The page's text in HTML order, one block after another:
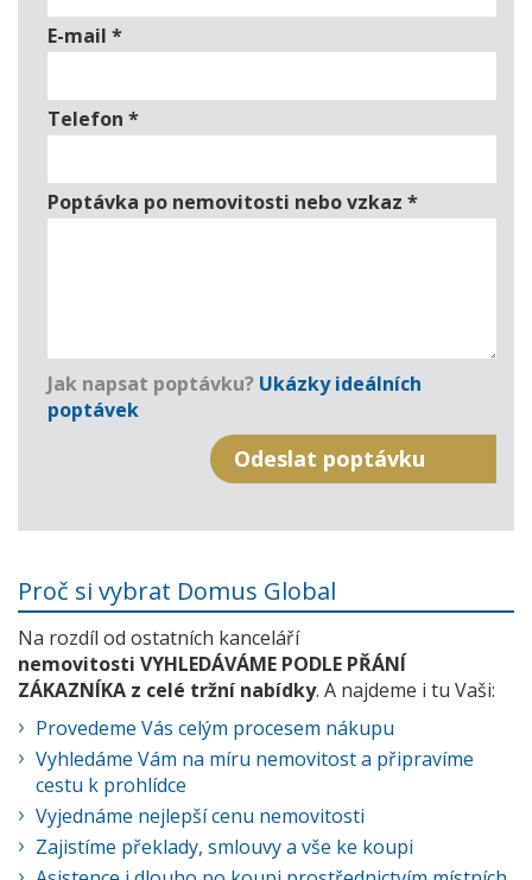
E-mail *
Telefon *
Poptávka po nemovitosti nebo vzkaz *
Jak napsat poptávku? Ukázky ideálních
poptávek
Proč si vybrat Domus Global
Na rozdíl od ostatních kanceláří
nemovitosti VYHLEDÁVÁME PODLE PŘÁNÍ
ZÁKAZNÍKA z celé tržní nabídky. A najdeme i tu Vaši:
Provedeme Vás celým procesem nákupu
Vyhledáme Vám na míru nemovitost a připravíme
cestu k prohlídce
Vyjednáme nejlepší cenu nemovitosti
Zajistíme překlady, smlouvy a vše ke koupi